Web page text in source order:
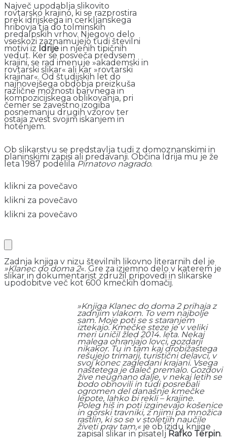
Največ upodablja slikovito
rovtarsko krajino, ki se razprostira
prek idrijskega in cerkljanskega
hribovja tja do tolminskih
predalpskih vrhov. Njegovo delo
vseskozi zaznamujejo tudi številni
motivi iz Idrije in njenih tipičnih
vedut. Ker se posveča predvsem
krajini, se rad imenuje »akademski in
rovtarski slikar« ali kar »rovtarski
krajinar«. Od študijskih let do
najnovejšega obdobja preizkuša
različne možnosti barvnega in
kompozicijskega oblikovanja, pri
čemer se zavestno izogiba
posnemanju drugih vzorov ter
ostaja zvest svojim iskanjem in
hotenjem.
Ob slikarstvu se predstavlja tudi z domoznanskimi in
planinskimi zapisi ali predavanji. Občina Idrija mu je že
leta 1987 podelila Pirnatovo nagrado.
klikni za povečavo
klikni za povečavo
klikni za povečavo
Zadnja knjiga v nizu številnih likovno literarnih del je
»Klanec do doma 2«. Gre za izjemno delo v katerem je
slikar in dokumentarist združil pripovedi in slikarske
upodobitve več kot 600 kmečkih domačij.
»Knjiga Klanec do doma 2 prihaja z
zadnjim vlakom. To vem najbolje
sam. Moje poti se s staranjem
iztekajo. Kmečke steze je v veliki
meri uničil žled 2014. leta. Nekaj
malega ohranjajo lovci, gozdarji
nikakor. Tu in tam kaj drobižastega
rešujejo trimarji, turistični delavci, v
svoj konec zagledani krajani. Vsega
naštetega je daleč premalo. Gozdovi
žive neugnano dalje, v nekaj letih se
bodo obnovili in tudi posrebali
ogromen del današnje kmečke
lepote, lahko bi rekli – krajine.
Poleg hiš in poti izginevajo košenice
in gorski travniki, z njimi pa množica
rastlin, ki so se v stoletjih naučile
živeti prav tam,«je ob izidu knjige
zapisal slikar in pisatelj Rafko Terpin.